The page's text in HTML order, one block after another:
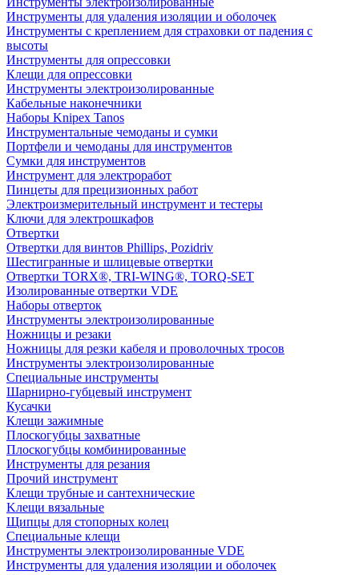
Инструменты для удаления изоляции и оболочек
Инструменты с креплением для страховки от падения с
высоты
Инструменты для опрессовки
Клещи для опрессовки
Инструменты электроизолированные
Кабельные наконечники
Наборы Knipex Tanos
Инструментальные чемоданы и сумки
Портфели и чемоданы для инструментов
Сумки для инструментов
Инструмент для электроработ
Пинцеты для прецизионных работ
Электроизмерительный инструмент и тестеры
Ключи для электрошкафов
Отвертки
Отвертки для винтов Phillips, Pozidriv
Шестигранные и шлицевые отвертки
Отвертки TORX®, TRI-WING®, TORQ-SET
Изолированные отвертки VDE
Наборы отверток
Инструменты электроизолированные
Ножницы и резаки
Ножницы для резки кабеля и проволочных тросов
Инструменты электроизолированные
Специальные инструменты
Шарнирно-губцевый инструмент
Кусачки
Клещи зажимные
Плоскогубцы захватные
Плоскогубцы комбинированные
Инструменты для резания
Прочий инструмент
Клещи трубные и сантехнические
Kлещи вязальные
Щипцы для стопорных колец
Специальные клещи
Инструменты электроизолированные VDE
Инструменты для удаления изоляции и оболочек